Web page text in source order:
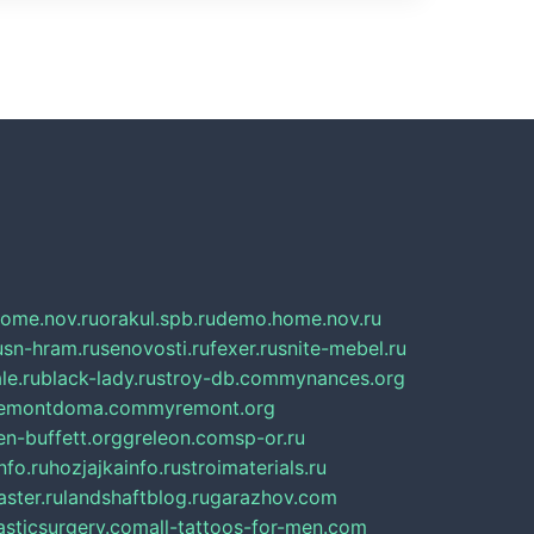
orakul.spb.rudemo.home.nov.ru
sn-hram.rusenovosti.rufexer.rusnite-mebel.ru
black-lady.rustroy-db.commynances.org
myremont.org
buffett.orggreleon.comsp-or.ru
hozjajkainfo.rustroimaterials.ru
landshaftblog.rugarazhov.com
all-tattoos-for-men.com